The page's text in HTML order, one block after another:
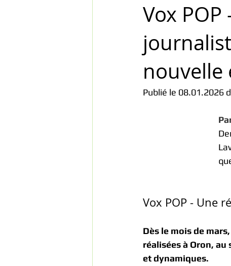
Vox POP
nouvelle
Publié le 08.01.2026
Vox POP - Une
Dès le mois de
réalisées à Oron,
et dynamiques.